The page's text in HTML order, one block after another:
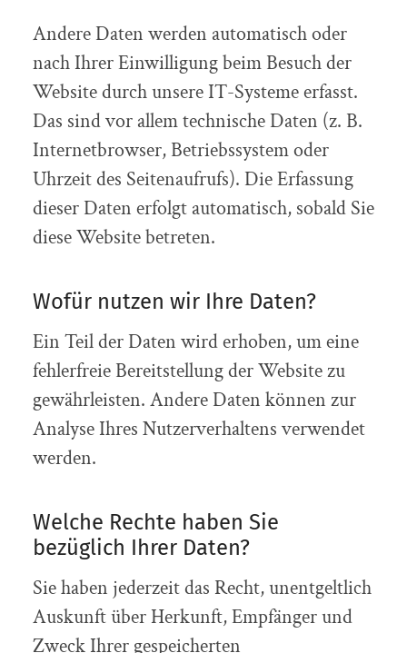
Andere Daten werden automatisch oder
nach Ihrer Einwilligung beim Besuch der
Website durch unsere IT-Systeme erfasst.
Das sind vor allem technische Daten (z. B.
Internetbrowser, Betriebssystem oder
Uhrzeit des Seitenaufrufs). Die Erfassung
dieser Daten erfolgt automatisch, sobald Sie
diese Website betreten.
Wofür nutzen wir Ihre Daten?
Ein Teil der Daten wird erhoben, um eine
fehlerfreie Bereitstellung der Website zu
gewährleisten. Andere Daten können zur
Analyse Ihres Nutzerverhaltens verwendet
werden.
Welche Rechte haben Sie
bezüglich Ihrer Daten?
Sie haben jederzeit das Recht, unentgeltlich
Auskunft über Herkunft, Empfänger und
Zweck Ihrer gespeicherten